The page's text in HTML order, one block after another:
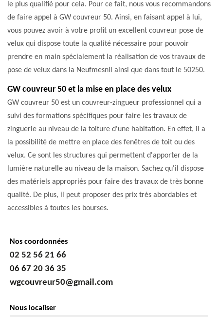
le plus qualifié pour cela. Pour ce fait, nous vous recommandons
de faire appel à GW couvreur 50. Ainsi, en faisant appel à lui,
vous pouvez avoir à votre profit un excellent couvreur pose de
velux qui dispose toute la qualité nécessaire pour pouvoir
prendre en main spécialement la réalisation de vos travaux de
pose de velux dans la Neufmesnil ainsi que dans tout le 50250.
GW couvreur 50 et la mise en place des velux
GW couvreur 50 est un couvreur-zingueur professionnel qui a
suivi des formations spécifiques pour faire les travaux de
zinguerie au niveau de la toiture d'une habitation. En effet, il a
la possibilité de mettre en place des fenêtres de toit ou des
velux. Ce sont les structures qui permettent d'apporter de la
lumière naturelle au niveau de la maison. Sachez qu'il dispose
des matériels appropriés pour faire des travaux de très bonne
qualité. De plus, il peut proposer des prix très abordables et
accessibles à toutes les bourses.
Nos coordonnées
02 52 56 21 66
06 67 20 36 35
wgcouvreur50@gmail.com
Nous localiser